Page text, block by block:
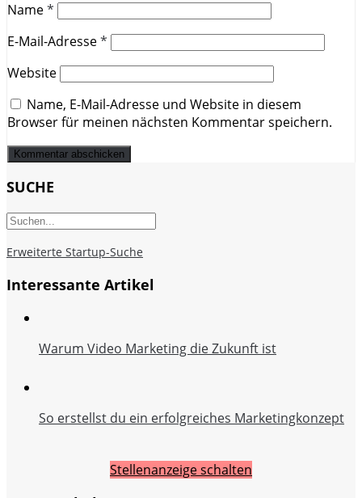
Name*
E-Mail-Adresse*
Website
Name, E-Mail-Adresse und Website in diesem
Browser für meinen nächsten Kommentar speichern.
SUCHE
Erweiterte Startup-Suche
Interessante Artikel
Warum Video Marketing die Zukunft ist
So erstellst du ein erfolgreiches Marketingkonzept
Stellenanzeige schalten